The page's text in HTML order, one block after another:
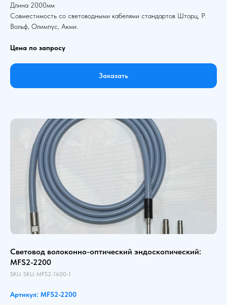
Длина 2000мм
Совместимость со световодными кабелями стандартов Шторц, Р.
Вольф, Олимпус, Акми.
Цена по запросу
Заказать
Световод волоконно-оптический эндоскопический:
MFS2-2200
SKU: SKU: MFS2-1600-1
Артикул: MFS2-2200